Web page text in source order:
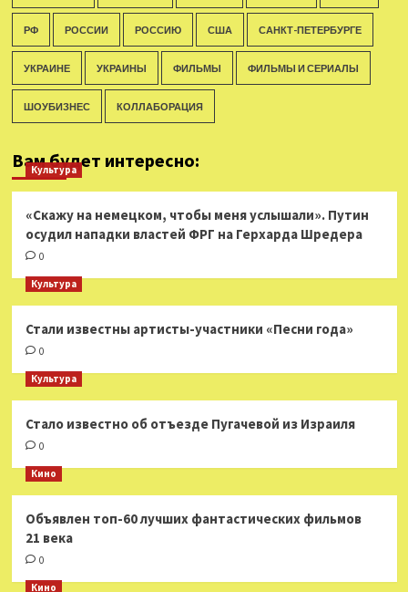
РФ РОССИИ РОССИЮ США САНКТ-ПЕТЕРБУРГЕ
УКРАИНЕ УКРАИНЫ ФИЛЬМЫ ФИЛЬМЫ И СЕРИАЛЫ
ШОУБИЗНЕС КОЛЛАБОРАЦИЯ
Вам будет интересно:
Культура
«Скажу на немецком, чтобы меня услышали». Путин
осудил нападки властей ФРГ на Герхарда Шредера
0
Культура
Стали известны артисты-участники «Песни года»
0
Культура
Стало известно об отъезде Пугачевой из Израиля
0
Кино
Объявлен топ-60 лучших фантастических фильмов
21 века
0
Кино